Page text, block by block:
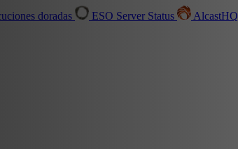
doradas ESO Server Status AlcastHQ